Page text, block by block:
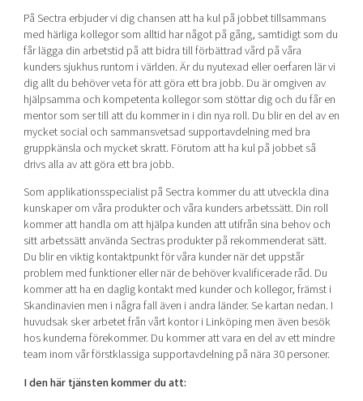
Current offers and activities
Funding opportunities
Reach out to us
Locations
På Sectra erbjuder vi dig chansen att ha kul på jobbet tillsammans
med härliga kollegor som alltid har något på gång, samtidigt som du
får lägga din arbetstid på att bidra till förbättrad vård på våra
kunders sjukhus runtom i världen. Är du nyutexad eller oerfaren lär vi
dig allt du behöver veta för att göra ett bra jobb. Du är omgiven av
hjälpsamma och kompetenta kollegor som stöttar dig och du får en
mentor som ser till att du kommer in i din nya roll. Du blir en del av en
mycket social och sammansvetsad supportavdelning med bra
gruppkänsla och mycket skratt. Förutom att ha kul på jobbet så
drivs alla av att göra ett bra jobb.
Som applikationsspecialist på Sectra kommer du att utveckla dina
kunskaper om våra produkter och våra kunders arbetssätt. Din roll
kommer att handla om att hjälpa kunden att utifrån sina behov och
sitt arbetssätt använda Sectras produkter på rekommenderat sätt.
Du blir en viktig kontaktpunkt för våra kunder när det uppstår
problem med funktioner eller när de behöver kvalificerade råd. Du
kommer att ha en daglig kontakt med kunder och kollegor, främst i
Skandinavien men i några fall även i andra länder. Se kartan nedan. I
huvudsak sker arbetet från vårt kontor i Linköping men även besök
hos kunderna förekommer. Du kommer att vara en del av ett mindre
team inom vår förstklassiga supportavdelning på nära 30 personer.
I den här tjänsten kommer du att: